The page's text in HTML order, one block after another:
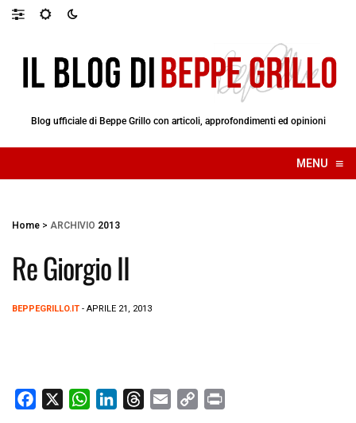
Blog ufficiale di Beppe Grillo con articoli, approfondimenti ed opinioni
MENU ≡
☰
Home > ARCHIVIO 2013
Re Giorgio II
BEPPEGRILLO.IT - APRILE 21, 2013
W